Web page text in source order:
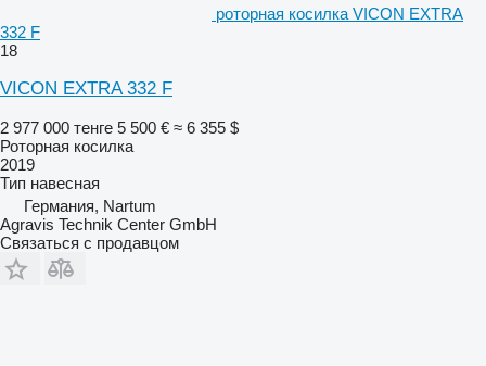
роторная косилка VICON EXTRA
332 F
18
VICON EXTRA 332 F
2 977 000 тенге 5 500 € ≈ 6 355 $
Роторная косилка
2019
Тип навесная
Германия, Nartum
Agravis Technik Center GmbH
Связаться с продавцом